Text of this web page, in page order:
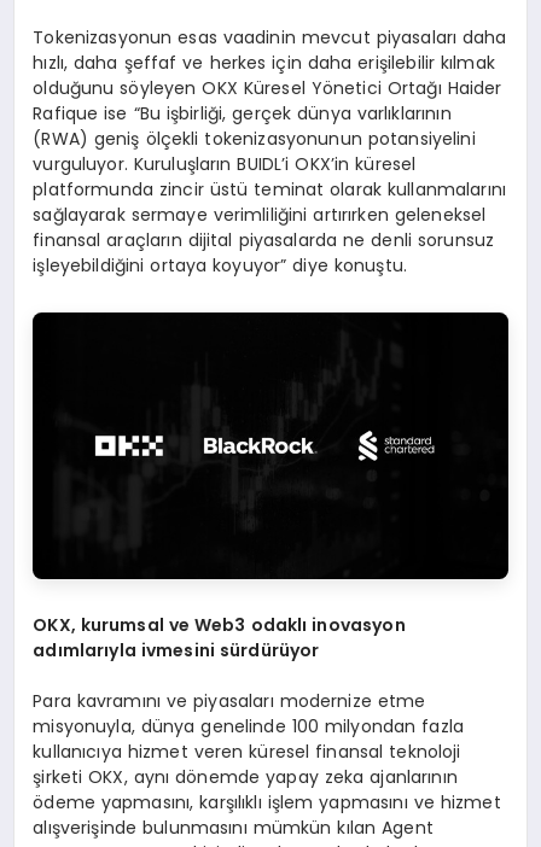
Tokenizasyonun esas vaadinin mevcut piyasaları daha
hızlı, daha şeffaf ve herkes için daha erişilebilir kılmak
olduğunu söyleyen OKX Küresel Yönetici Ortağı Haider
Rafique ise “Bu işbirliği, gerçek dünya varlıklarının
(RWA) geniş ölçekli tokenizasyonunun potansiyelini
vurguluyor. Kuruluşların BUIDL’i OKX’in küresel
platformunda zincir üstü teminat olarak kullanmalarını
sağlayarak sermaye verimliliğini artırırken geleneksel
finansal araçların dijital piyasalarda ne denli sorunsuz
işleyebildiğini ortaya koyuyor” diye konuştu.
OKX, kurumsal ve Web3 odaklı inovasyon
adımlarıyla ivmesini sürdürüyor
Para kavramını ve piyasaları modernize etme
misyonuyla, dünya genelinde 100 milyondan fazla
kullanıcıya hizmet veren küresel finansal teknoloji
şirketi OKX, aynı dönemde yapay zeka ajanlarının
ödeme yapmasını, karşılıklı işlem yapmasını ve hizmet
alışverişinde bulunmasını mümkün kılan Agent